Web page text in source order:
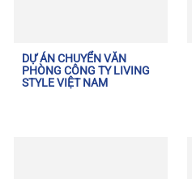
DỰ ÁN CHUYỂN VĂN
PHÒNG CÔNG TY LIVING
STYLE VIỆT NAM